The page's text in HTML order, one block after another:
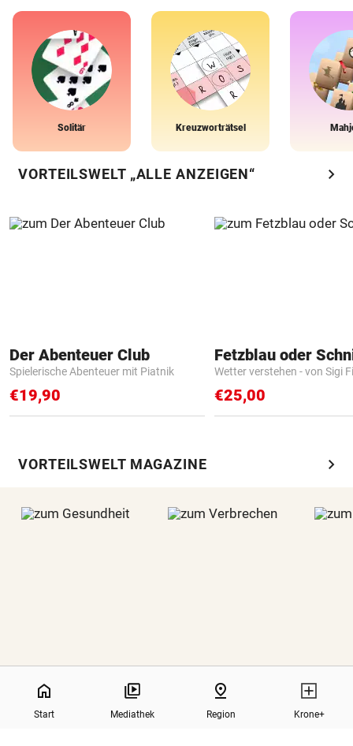
Solitär Kreuzworträtsel
VORTEILSWELT „ALLE ANZEIGEN“ chevron_right
Der Abenteuer Club
Spielerische Abenteuer mit Piatnik
€19,90
Fetzblau oder
Wetter verstehen - von Sigi
€25,00
VORTEILSWELT MAGAZINE chevron_right
VERBRECHEN
home
Start Mediathek
pin_drop
Region Krone+
0%